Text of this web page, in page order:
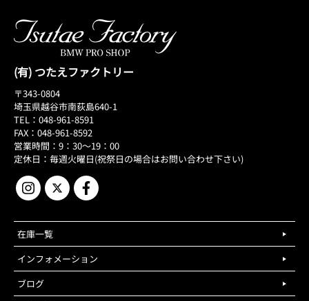
(有) つたえファクトリー
〒343-0804
埼玉県越谷市南荻島640-1
TEL：048-961-8591
FAX：048-961-8592
営業時間：9：30～19：00
定休日：毎週火曜日(祝祭日の場合はお問い合わせ下さい)
在庫一覧
インフォメーション
ブログ